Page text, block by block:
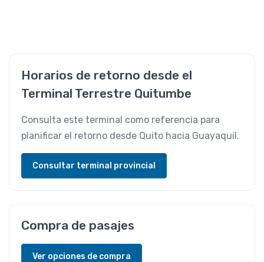
Horarios de retorno desde el
Terminal Terrestre Quitumbe
Consulta este terminal como referencia para
planificar el retorno desde Quito hacia Guayaquil.
Consultar terminal provincial
Compra de pasajes
Ver opciones de compra